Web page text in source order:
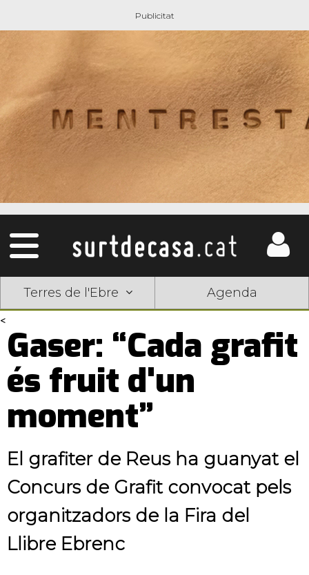
Terres de l'Ebre Agenda
Gaser: “Cada grafit
és fruit d'un
moment”
El grafiter de Reus ha guanyat el
Concurs de Grafit convocat pels
organitzadors de la Fira del
Llibre Ebrenc
<